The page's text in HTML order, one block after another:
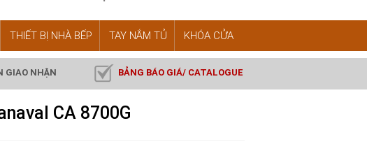
THIẾT BỊ NHÀ BẾP TAY NẮM TỦ KHÓA CỬA
GIAO NHẬN BẢNG BÁO GIÁ/ CATALOGUE
CA 8700G